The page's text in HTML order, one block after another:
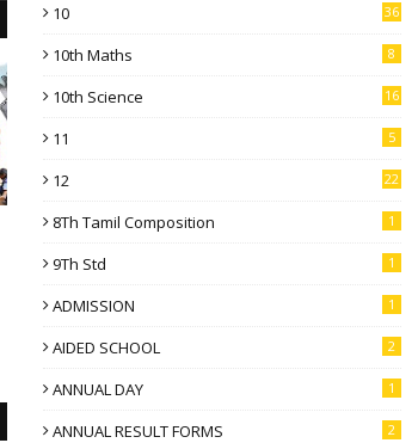
10 36
10th Maths 8
10th Science 16
11 5
12 22
8Th Tamil Composition 1
9Th Std 1
ADMISSION 1
AIDED SCHOOL 2
ANNUAL DAY 1
ANNUAL RESULT FORMS 2